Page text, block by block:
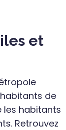
et
de
les habitants
Retrouvez